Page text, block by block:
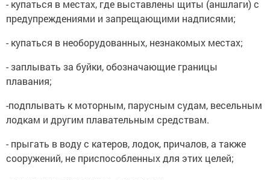
- купаться в местах, где выставлены щиты (аншлаги) с
предупреждениями и запрещающими надписями;
- купаться в необорудованных, незнакомых местах;
- заплывать за буйки, обозначающие границы
плавания;
-подплывать к моторным, парусным судам, весельным
лодкам и другим плавательным средствам.
- прыгать в воду с катеров, лодок, причалов, а также
сооружений, не приспособленных для этих целей;